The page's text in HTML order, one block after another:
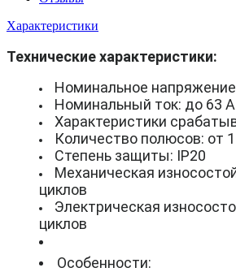
Характеристики
Технические характеристики:
Номинальное
Номинальный ток: до 63 А
Характеристики
Количество полюсов: от
Степень защиты: IP20
Механическая
циклов
Электрическая
циклов
Особенности: